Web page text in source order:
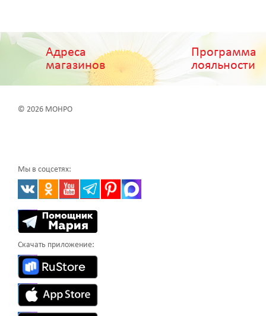
Адреса
магазинов
Программа
лояльности
© 2026 МОНРО
Мы в соцсетях:
Скачать приложение: